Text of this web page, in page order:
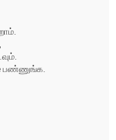
பண்ணுங்க.